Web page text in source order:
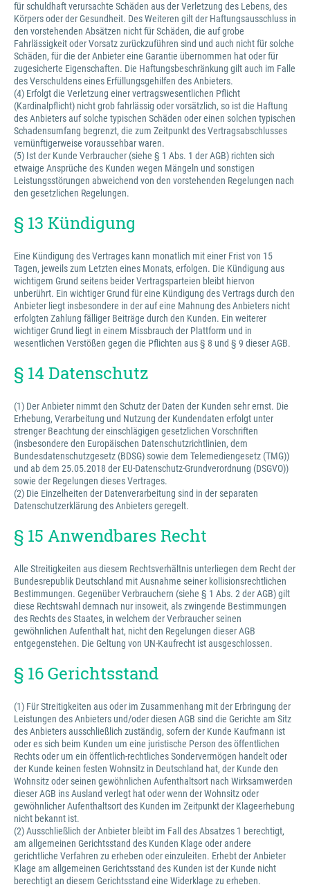
für schuldhaft verursachte Schäden aus der Verletzung des Lebens, des
Körpers oder der Gesundheit. Des Weiteren gilt der Haftungsausschluss in
den vorstehenden Absätzen nicht für Schäden, die auf grobe
Fahrlässigkeit oder Vorsatz zurückzuführen sind und auch nicht für solche
Schäden, für die der Anbieter eine Garantie übernommen hat oder für
zugesicherte Eigenschaften. Die Haftungsbeschränkung gilt auch im Falle
des Verschuldens eines Erfüllungsgehilfen des Anbieters.
(4) Erfolgt die Verletzung einer vertragswesentlichen Pflicht
(Kardinalpflicht) nicht grob fahrlässig oder vorsätzlich, so ist die Haftung
des Anbieters auf solche typischen Schäden oder einen solchen typischen
Schadensumfang begrenzt, die zum Zeitpunkt des Vertragsabschlusses
vernünftigerweise voraussehbar waren.
(5) Ist der Kunde Verbraucher (siehe § 1 Abs. 1 der AGB) richten sich
etwaige Ansprüche des Kunden wegen Mängeln und sonstigen
Leistungsstörungen abweichend von den vorstehenden Regelungen nach
den gesetzlichen Regelungen.
§ 13 Kündigung
Eine Kündigung des Vertrages kann monatlich mit einer Frist von 15
Tagen, jeweils zum Letzten eines Monats, erfolgen. Die Kündigung aus
wichtigem Grund seitens beider Vertragsparteien bleibt hiervon
unberührt. Ein wichtiger Grund für eine Kündigung des Vertrags durch den
Anbieter liegt insbesondere in der auf eine Mahnung des Anbieters nicht
erfolgten Zahlung fälliger Beiträge durch den Kunden. Ein weiterer
wichtiger Grund liegt in einem Missbrauch der Plattform und in
wesentlichen Verstößen gegen die Pflichten aus § 8 und § 9 dieser AGB.
§ 14 Datenschutz
(1) Der Anbieter nimmt den Schutz der Daten der Kunden sehr ernst. Die
Erhebung, Verarbeitung und Nutzung der Kundendaten erfolgt unter
strenger Beachtung der einschlägigen gesetzlichen Vorschriften
(insbesondere den Europäischen Datenschutzrichtlinien, dem
Bundesdatenschutzgesetz (BDSG) sowie dem Telemediengesetz (TMG))
und ab dem 25.05.2018 der EU-Datenschutz-Grundverordnung (DSGVO))
sowie der Regelungen dieses Vertrages.
(2) Die Einzelheiten der Datenverarbeitung sind in der separaten
Datenschutzerklärung des Anbieters geregelt.
§ 15 Anwendbares Recht
Alle Streitigkeiten aus diesem Rechtsverhältnis unterliegen dem Recht der
Bundesrepublik Deutschland mit Ausnahme seiner kollisionsrechtlichen
Bestimmungen. Gegenüber Verbrauchern (siehe § 1 Abs. 2 der AGB) gilt
diese Rechtswahl demnach nur insoweit, als zwingende Bestimmungen
des Rechts des Staates, in welchem der Verbraucher seinen
gewöhnlichen Aufenthalt hat, nicht den Regelungen dieser AGB
entgegenstehen. Die Geltung von UN-Kaufrecht ist ausgeschlossen.
§ 16 Gerichtsstand
(1) Für Streitigkeiten aus oder im Zusammenhang mit der Erbringung der
Leistungen des Anbieters und/oder diesen AGB sind die Gerichte am Sitz
des Anbieters ausschließlich zuständig, sofern der Kunde Kaufmann ist
oder es sich beim Kunden um eine juristische Person des öffentlichen
Rechts oder um ein öffentlich-rechtliches Sondervermögen handelt oder
der Kunde keinen festen Wohnsitz in Deutschland hat, der Kunde den
Wohnsitz oder seinen gewöhnlichen Aufenthaltsort nach Wirksamwerden
dieser AGB ins Ausland verlegt hat oder wenn der Wohnsitz oder
gewöhnlicher Aufenthaltsort des Kunden im Zeitpunkt der Klageerhebung
nicht bekannt ist.
(2) Ausschließlich der Anbieter bleibt im Fall des Absatzes 1 berechtigt,
am allgemeinen Gerichtsstand des Kunden Klage oder andere
gerichtliche Verfahren zu erheben oder einzuleiten. Erhebt der Anbieter
Klage am allgemeinen Gerichtsstand des Kunden ist der Kunde nicht
berechtigt an diesem Gerichtsstand eine Widerklage zu erheben.